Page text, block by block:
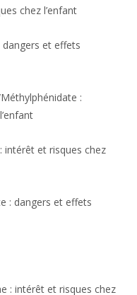
chez l’enfant
et effets
:
intérêt et risques chez
: dangers et effets
: intérêt et risques chez